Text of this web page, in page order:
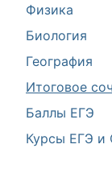
Физика
Биология
География
Итоговое
Баллы ЕГЭ
Курсы ЕГЭ и